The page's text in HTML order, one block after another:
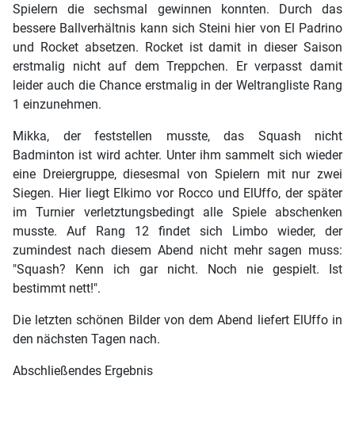
Spielern die sechsmal gewinnen konnten. Durch das
bessere Ballverhältnis kann sich Steini hier von El Padrino
und Rocket absetzen. Rocket ist damit in dieser Saison
erstmalig nicht auf dem Treppchen. Er verpasst damit
leider auch die Chance erstmalig in der Weltrangliste Rang
1 einzunehmen.
Mikka, der feststellen musste, das Squash nicht
Badminton ist wird achter. Unter ihm sammelt sich wieder
eine Dreiergruppe, diesesmal von Spielern mit nur zwei
Siegen. Hier liegt Elkimo vor Rocco und ElUffo, der später
im Turnier verletztungsbedingt alle Spiele abschenken
musste. Auf Rang 12 findet sich Limbo wieder, der
zumindest nach diesem Abend nicht mehr sagen muss:
"Squash? Kenn ich gar nicht. Noch nie gespielt. Ist
bestimmt nett!".
Die letzten schönen Bilder von dem Abend liefert ElUffo in
den nächsten Tagen nach.
Abschließendes Ergebnis